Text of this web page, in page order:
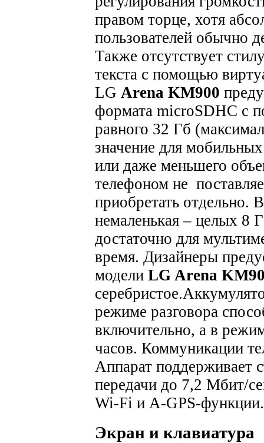
правом торце, хотя
пользователей обычно
Также отсутствует
текста с помощью
LG Arena KM900
формата microSDHC с
равного 32 Гб
значение для
или даже меньшего
телефоном не
приобретать отдельно.
немаленькая – целых 8
достаточно для
время. Дизайнеры
модели LG Arena
серебристое.
режиме разговора
включительно, а в
часов. Коммуникации
Аппарат поддерживает
передачи до 7,2 Мбит/
Wi-Fi и A-GPS-функции.
Экран и клавиатура